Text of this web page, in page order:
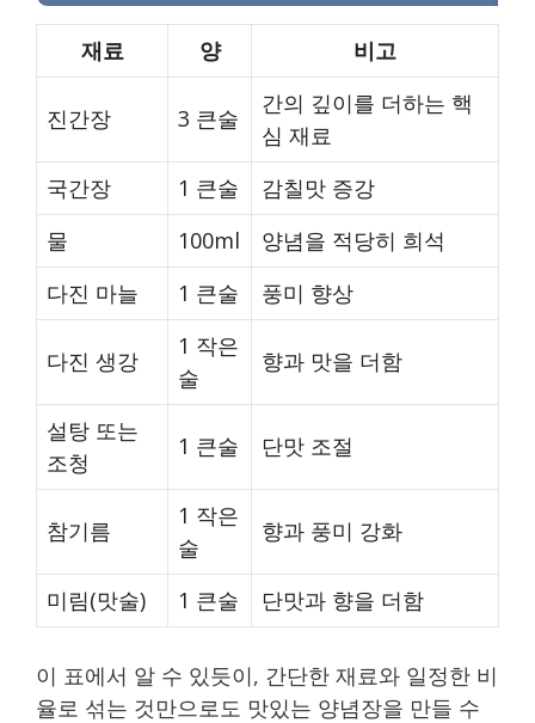
재료 양 비고
진간장 3 큰술
간의 깊이를 더하는 핵
심 재료
국간장
1 큰술
감칠맛 증강
물
100ml
양념을 적당히 희석
다진 마늘
1 큰술 풍미 향상
다진 생강
1 작은
술
향과 맛을 더함
설탕 또는
조청
1 큰술 단맛 조절
참기름
1 작은
술
향과 풍미 강화
미림(맛술) 1 큰술 단맛과 향을 더함
이 표에서 알 수 있듯이, 간단한 재료와 일정한 비
율로 섞는 것만으로도 맛있는 양념장을 만들 수